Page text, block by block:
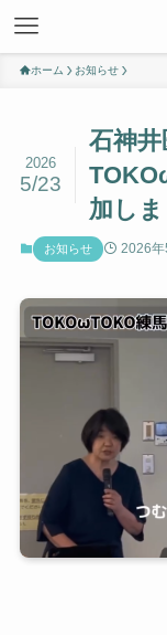
ホーム お知らせ
石神
加し
2026
5/23
お知らせ 2026年